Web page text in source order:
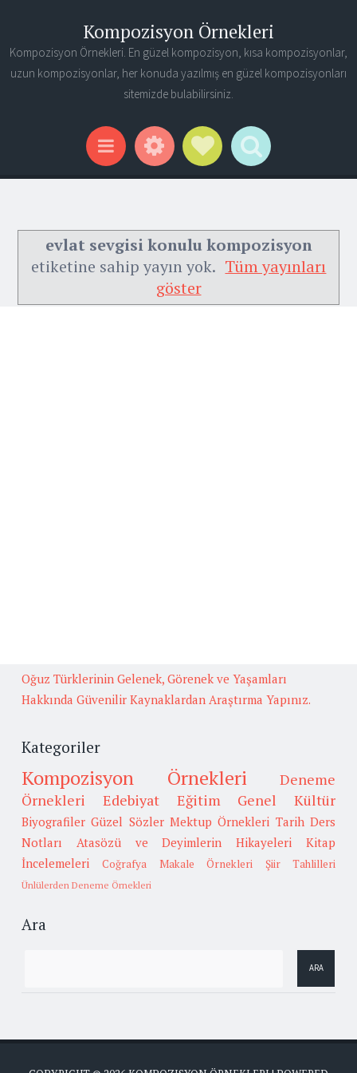
Kompozisyon Örnekleri
Kompozisyon Örnekleri. En güzel kompozisyon, kısa kompozisyonlar,
uzun kompozisyonlar, her konuda yazılmış en güzel kompozisyonları
sitemizde bulabilirsiniz.
Menu WidgetsSocial Links
Search
evlat sevgisi konulu kompozisyon
etiketine sahip yayın yok. Tüm yayınları
göster
Oğuz Türklerinin Gelenek, Görenek ve Yaşamları
Hakkında Güvenilir Kaynaklardan Araştırma Yapınız.
Kategoriler
Kompozisyon Örnekleri
Deneme
Örnekleri
Edebiyat Eğitim Genel Kültür
Biyografiler Güzel Sözler Mektup Örnekleri Tarih Ders
Notları
Atasözü ve Deyimlerin Hikayeleri
Kitap
İncelemeleri
Coğrafya Makale Örnekleri Şiir Tahlilleri
Ünlülerden Deneme Örnekleri
Ara